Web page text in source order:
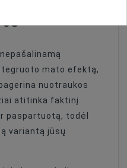
mato efektą,
nuotraukos
atitinka faktinį
paspartuotą, todėl
variantą jūsų